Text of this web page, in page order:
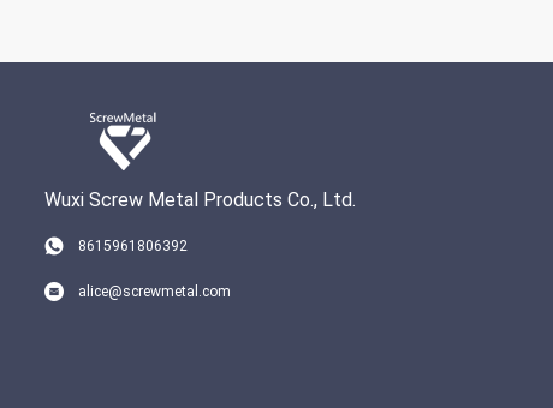
Wuxi Screw Metal Products Co., Ltd.
8615961806392
alice@screwmetal.com